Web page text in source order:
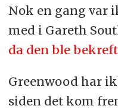
Nok en gang var
med i Gareth
da den ble
Greenwood har
siden det kom